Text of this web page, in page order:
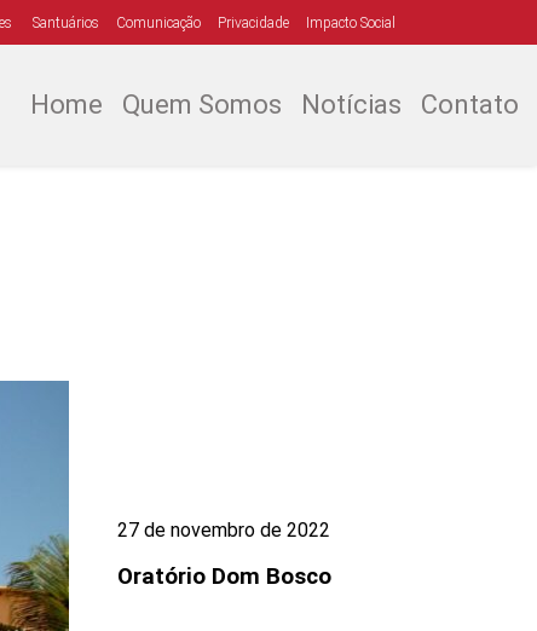
Santuários Comunicação Privacidade Impacto Social
Home Quem Somos Notícias Contato
27 de novembro de 2022
Oratório Dom Bosco